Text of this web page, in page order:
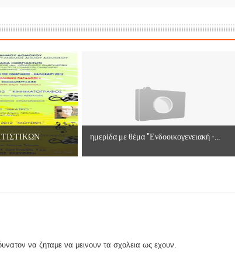
έθιμα που χάνονται στον καιρό…
στο Λεοντάρι!
ημερίδα με θέμα "Ενδοοικογενειακή -...
να ζηταμε να μεινουν τα σχολεια ως εχουν.